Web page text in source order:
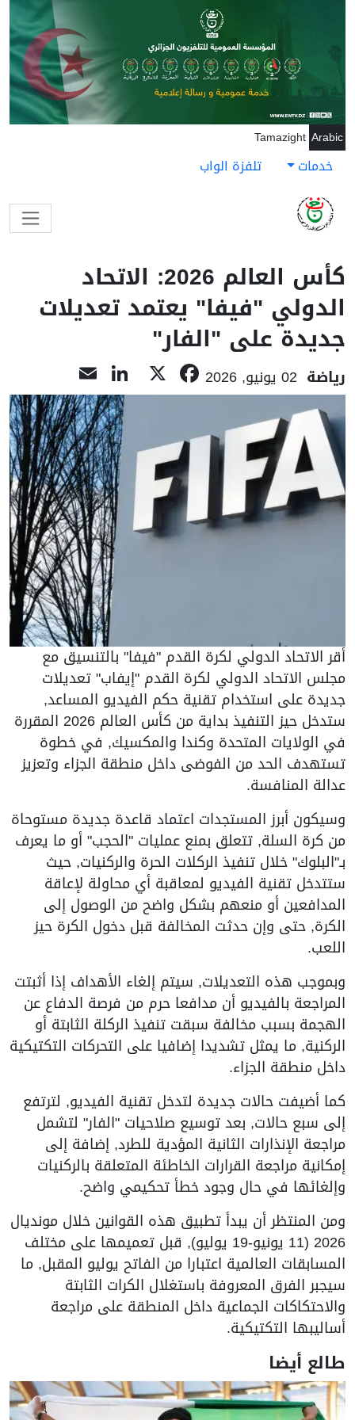
تجاوز إلى المحتوى الرئيسي
Arabic
Tamazight
خدمات تلفزة الواب
كأس العالم 2026: الاتحاد
الدولي "فيفا" يعتمد تعديلات
جديدة على "الفار"
رياضة 02 يونيو, 2026 Facebook
LinkedIn
أقر الاتحاد الدولي لكرة القدم "فيفا" بالتنسيق مع
مجلس الاتحاد الدولي لكرة القدم "إيفاب" تعديلات
جديدة على استخدام تقنية حكم الفيديو المساعد,
ستدخل حيز التنفيذ بداية من كأس العالم 2026 المقررة
في الولايات المتحدة وكندا والمكسيك, في خطوة
تستهدف الحد من الفوضى داخل منطقة الجزاء وتعزيز
عدالة المنافسة.
وسيكون أبرز المستجدات اعتماد قاعدة جديدة مستوحاة
من كرة السلة, تتعلق بمنع عمليات "الحجب" أو ما يعرف
بـ"البلوك" خلال تنفيذ الركلات الحرة والركنيات, حيث
ستتدخل تقنية الفيديو لمعاقبة أي محاولة لإعاقة
المدافعين أو منعهم بشكل واضح من الوصول إلى
الكرة, حتى وإن حدثت المخالفة قبل دخول الكرة حيز
اللعب.
وبموجب هذه التعديلات, سيتم إلغاء الأهداف إذا أثبتت
المراجعة بالفيديو أن مدافعا حرم من فرصة الدفاع عن
الهجمة بسبب مخالفة سبقت تنفيذ الركلة الثابتة أو
الركنية, ما يمثل تشديدا إضافيا على التحركات التكتيكية
داخل منطقة الجزاء.
كما أضيفت حالات جديدة لتدخل تقنية الفيديو, لترتفع
إلى سبع حالات, بعد توسيع صلاحيات "الفار" لتشمل
مراجعة الإنذارات الثانية المؤدية للطرد, إضافة إلى
إمكانية مراجعة القرارات الخاطئة المتعلقة بالركنيات
وإلغائها في حال وجود خطأ تحكيمي واضح.
ومن المنتظر أن يبدأ تطبيق هذه القوانين خلال مونديال
2026 (11 يونيو-19 يوليو), قبل تعميمها على مختلف
المسابقات العالمية اعتبارا من الفاتح يوليو المقبل, ما
سيجبر الفرق المعروفة باستغلال الكرات الثابتة
والاحتكاكات الجماعية داخل المنطقة على مراجعة
أساليبها التكتيكية.
طالع أيضا